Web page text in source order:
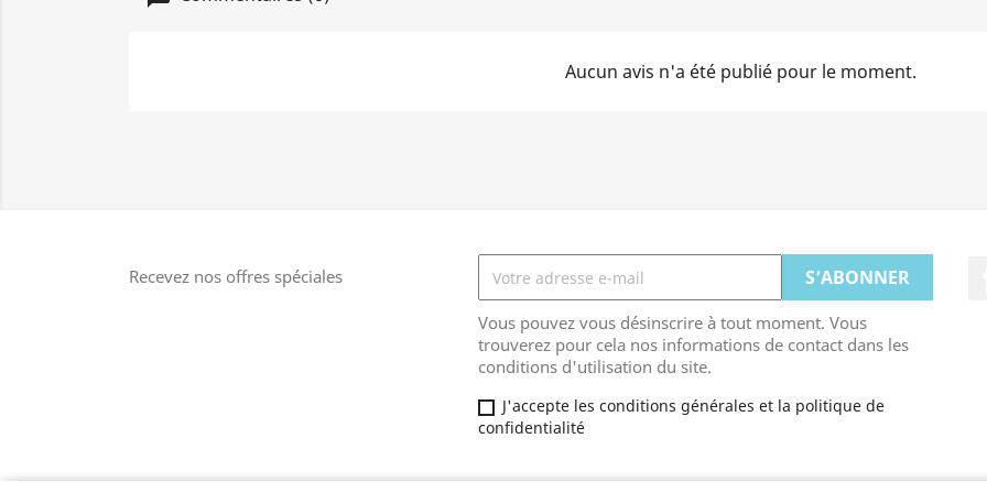
Aucun avis n'a été publié pour le moment.
Recevez nos offres spéciales
Vous pouvez vous désinscrire à tout moment. Vous
trouverez pour cela nos informations de contact dans les
conditions d'utilisation du site.
J'accepte les conditions générales et la politique de
confidentialité